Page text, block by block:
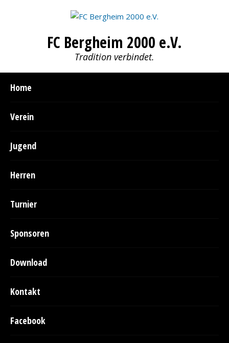
FC Bergheim 2000 e.V.
Tradition verbindet.
Home
Verein
Jugend
Herren
Turnier
Sponsoren
Download
Kontakt
Facebook